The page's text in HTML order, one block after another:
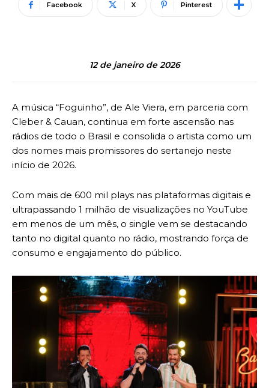
Facebook X Pinterest
12 de janeiro de 2026
A música “Foguinho”, de Ale Viera, em parceria com
Cleber & Cauan, continua em forte ascensão nas
rádios de todo o Brasil e consolida o artista como um
dos nomes mais promissores do sertanejo neste
início de 2026.
Com mais de 600 mil plays nas plataformas digitais e
ultrapassando 1 milhão de visualizações no YouTube
em menos de um mês, o single vem se destacando
tanto no digital quanto no rádio, mostrando força de
consumo e engajamento do público.